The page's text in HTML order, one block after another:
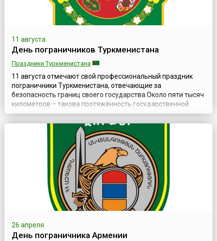
11 августа
День пограничников Туркменистана
Праздники Туркменистана
11 августа отмечают свой профессиональный праздник
пограничники Туркменистана, отвечающие за
безопасность границ своего государства.Около пяти тысяч
километров – такова протяжённость государственной
границы Туркменистана. Она проходит по суше, пролегая
через равнины и горную местность, и по водам
Каспийского моря.После распада Советского Союза
каждой республике, входившей в него и получивш...
26 апреля
День пограничника Армении